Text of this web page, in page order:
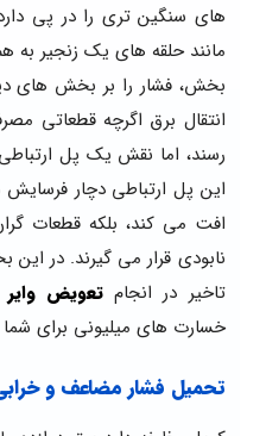
های سنگین تری را در پی
مانند حلقه های یک زنجیر
بخش، فشار را بر بخش های
انتقال برق اگرچه قطعاتی
رسند، اما نقش یک پل
این پل ارتباطی دچار
افت می کند، بلکه قطعات
نابودی قرار می گیرند. در
تاخیر در انجامتعویض وایر
خسارت های میلیونی برای شما
تحمیل فشار مضاعف و